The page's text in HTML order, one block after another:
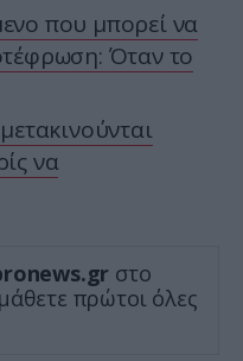
που μπορεί να
Όταν το
να
στο
πρώτοι όλες